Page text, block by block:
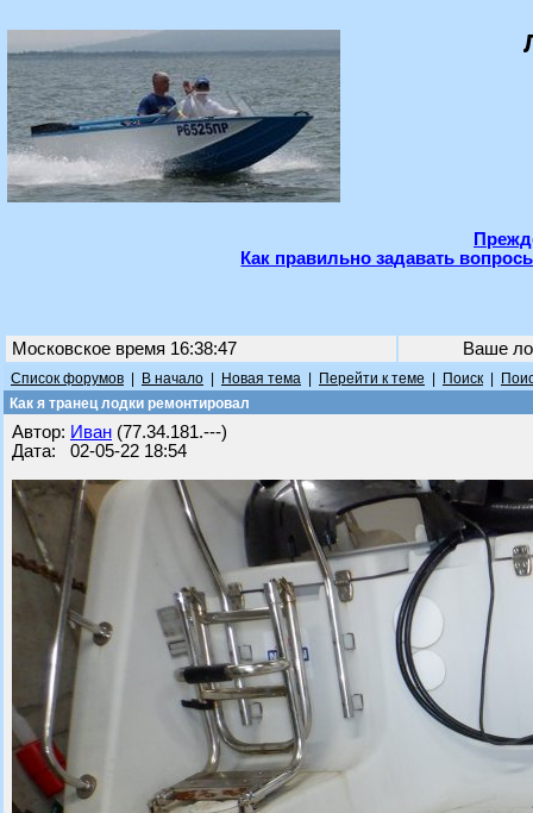
Как правильно задавать
Московское время 16:38:47 Ваше
Список форумов В начало Новая тема Перейти к теме Поиск
Как я транец лодки ремонтировал
Автор: Иван (77.34.181.---)
Дата: 02-05-22 18:54